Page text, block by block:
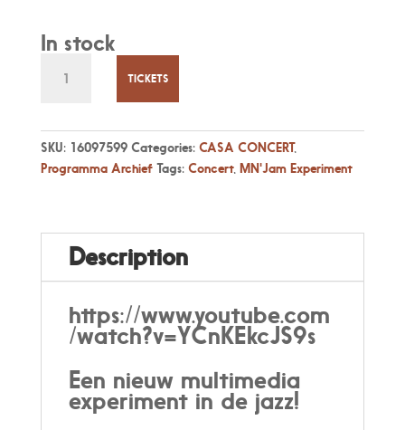
In stock
10
20:30
A
new
experiment
jazz
TICKETS
SKU: 16097599 Categories: CASA CONCERT,
Programma Archief Tags: Concert, MN'Jam Experiment
Description
https://www.youtube.com
/watch?v=YCnKEkcJS9s
Een nieuw multimedia
experiment in de jazz!